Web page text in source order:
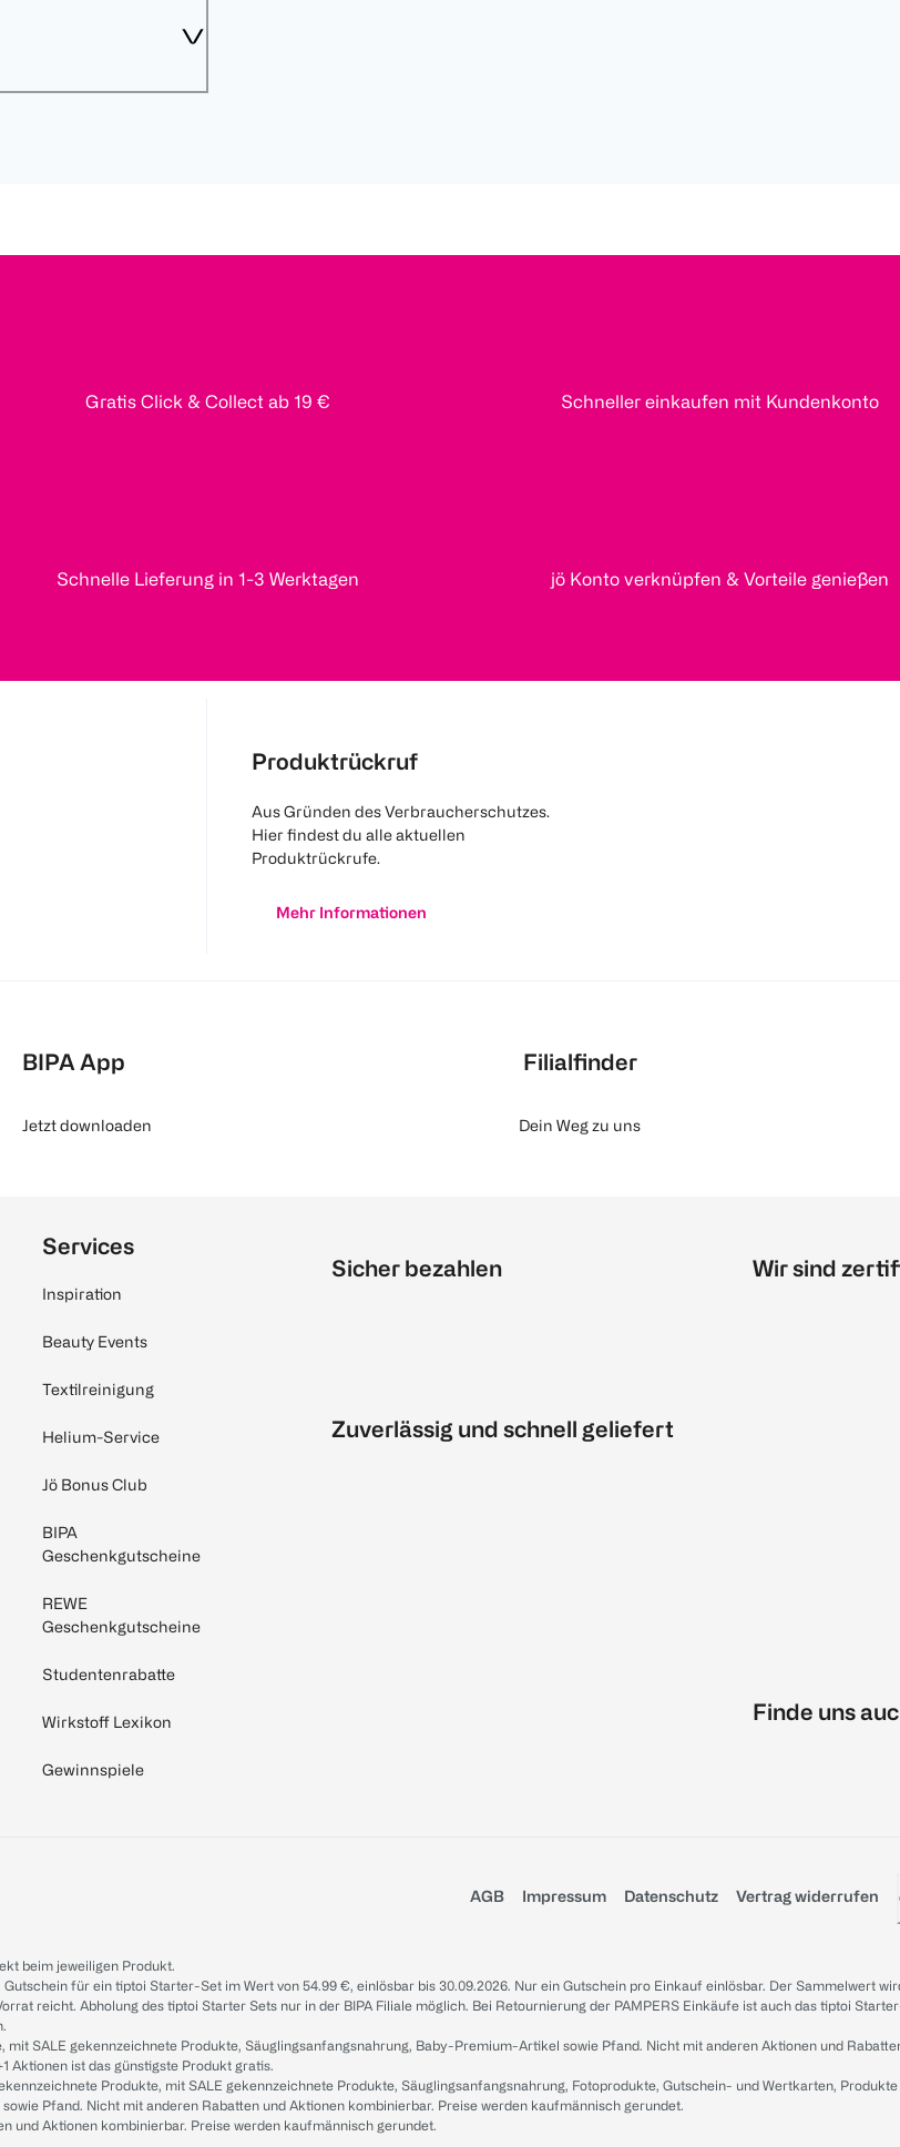
Gratis Click & Collect ab 19 € Schneller einkaufen mit Kundenkonto
Schnelle Lieferung in 1-3 Werktagen jö Konto verknüpfen & Vorteile genießen
Produktrückruf
Aus Gründen des Verbraucherschutzes.
Hier findest du alle aktuellen
Produktrückrufe.
Mehr Informationen
BIPA App
Jetzt downloaden
Filialfinder
Dein Weg zu uns
Services
Inspiration
Beauty Events
Textilreinigung
Helium-Service
Jö Bonus Club
BIPA
Geschenkgutscheine
REWE
Geschenkgutscheine
Studentenrabatte
Wirkstoff Lexikon
Gewinnspiele
Sicher bezahlen
Zuverlässig und schnell geliefert
Wir sind
Finde uns
AGB Impressum Datenschutz Vertrag widerrufen
beim jeweiligen Produkt.
für ein tiptoi Starter-Set im Wert von 54.99 €, einlösbar bis 30.09.2026. Nur ein Gutschein pro Einkauf einlösbar. Der Sammelwert
reicht. Abholung des tiptoi Starter Sets nur in der BIPA Filiale möglich. Bei Retournierung der PAMPERS Einkäufe ist auch das tiptoi
mit SALE gekennzeichnete Produkte, Säuglingsanfangsnahrung, Baby-Premium-Artikel sowie Pfand. Nicht mit anderen Aktionen und
Aktionen ist das günstigste Produkt gratis.
Produkte, mit SALE gekennzeichnete Produkte, Säuglingsanfangsnahrung, Fotoprodukte, Gutschein- und Wertkarten,
Pfand. Nicht mit anderen Rabatten und Aktionen kombinierbar. Preise werden kaufmännisch gerundet.
und Aktionen kombinierbar. Preise werden kaufmännisch gerundet.